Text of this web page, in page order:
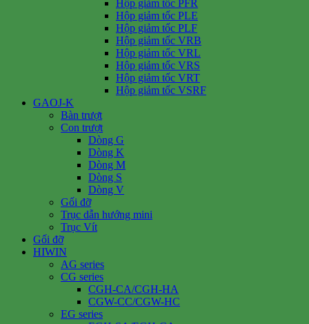
Hộp giảm tốc PFR
Hộp giảm tốc PLE
Hộp giảm tốc PLF
Hộp giảm tốc VRB
Hộp giảm tốc VRL
Hộp giảm tốc VRS
Hộp giảm tốc VRT
Hộp giảm tốc VSRF
GAOJ-K
Bàn trượt
Con trượt
Dòng G
Dòng K
Dòng M
Dòng S
Dòng V
Gối đỡ
Trục dẫn hướng mini
Trục Vít
Gối đỡ
HIWIN
AG series
CG series
CGH-CA/CGH-HA
CGW-CC/CGW-HC
EG series